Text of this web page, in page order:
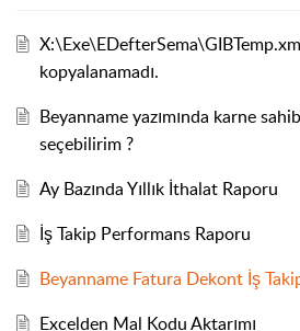
kopyalanamadı.
Beyanname yazımında karne
seçebilirim ?
Ay Bazında Yıllık İthalat Raporu
İş Takip Performans Raporu
Beyanname Fatura Dekont İş
Excelden Mal Kodu Aktarımı